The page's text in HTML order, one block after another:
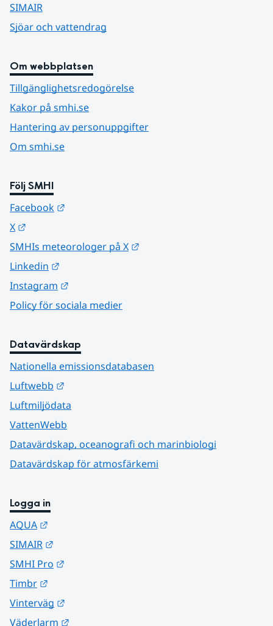
SIMAIR
Sjöar och vattendrag
Om webbplatsen
Tillgänglighetsredogörelse
Kakor på smhi.se
Hantering av personuppgifter
Om smhi.se
Följ SMHI
Facebook
X
SMHIs meteorologer på X
Linkedin
Instagram
Policy för sociala medier
Datavärdskap
Nationella emissionsdatabasen
Luftwebb
Luftmiljödata
VattenWebb
Datavärdskap, oceanografi och marinbiologi
Datavärdskap för atmosfärkemi
Logga in
AQUA
SIMAIR
SMHI Pro
Timbr
Vinterväg
Väderlarm